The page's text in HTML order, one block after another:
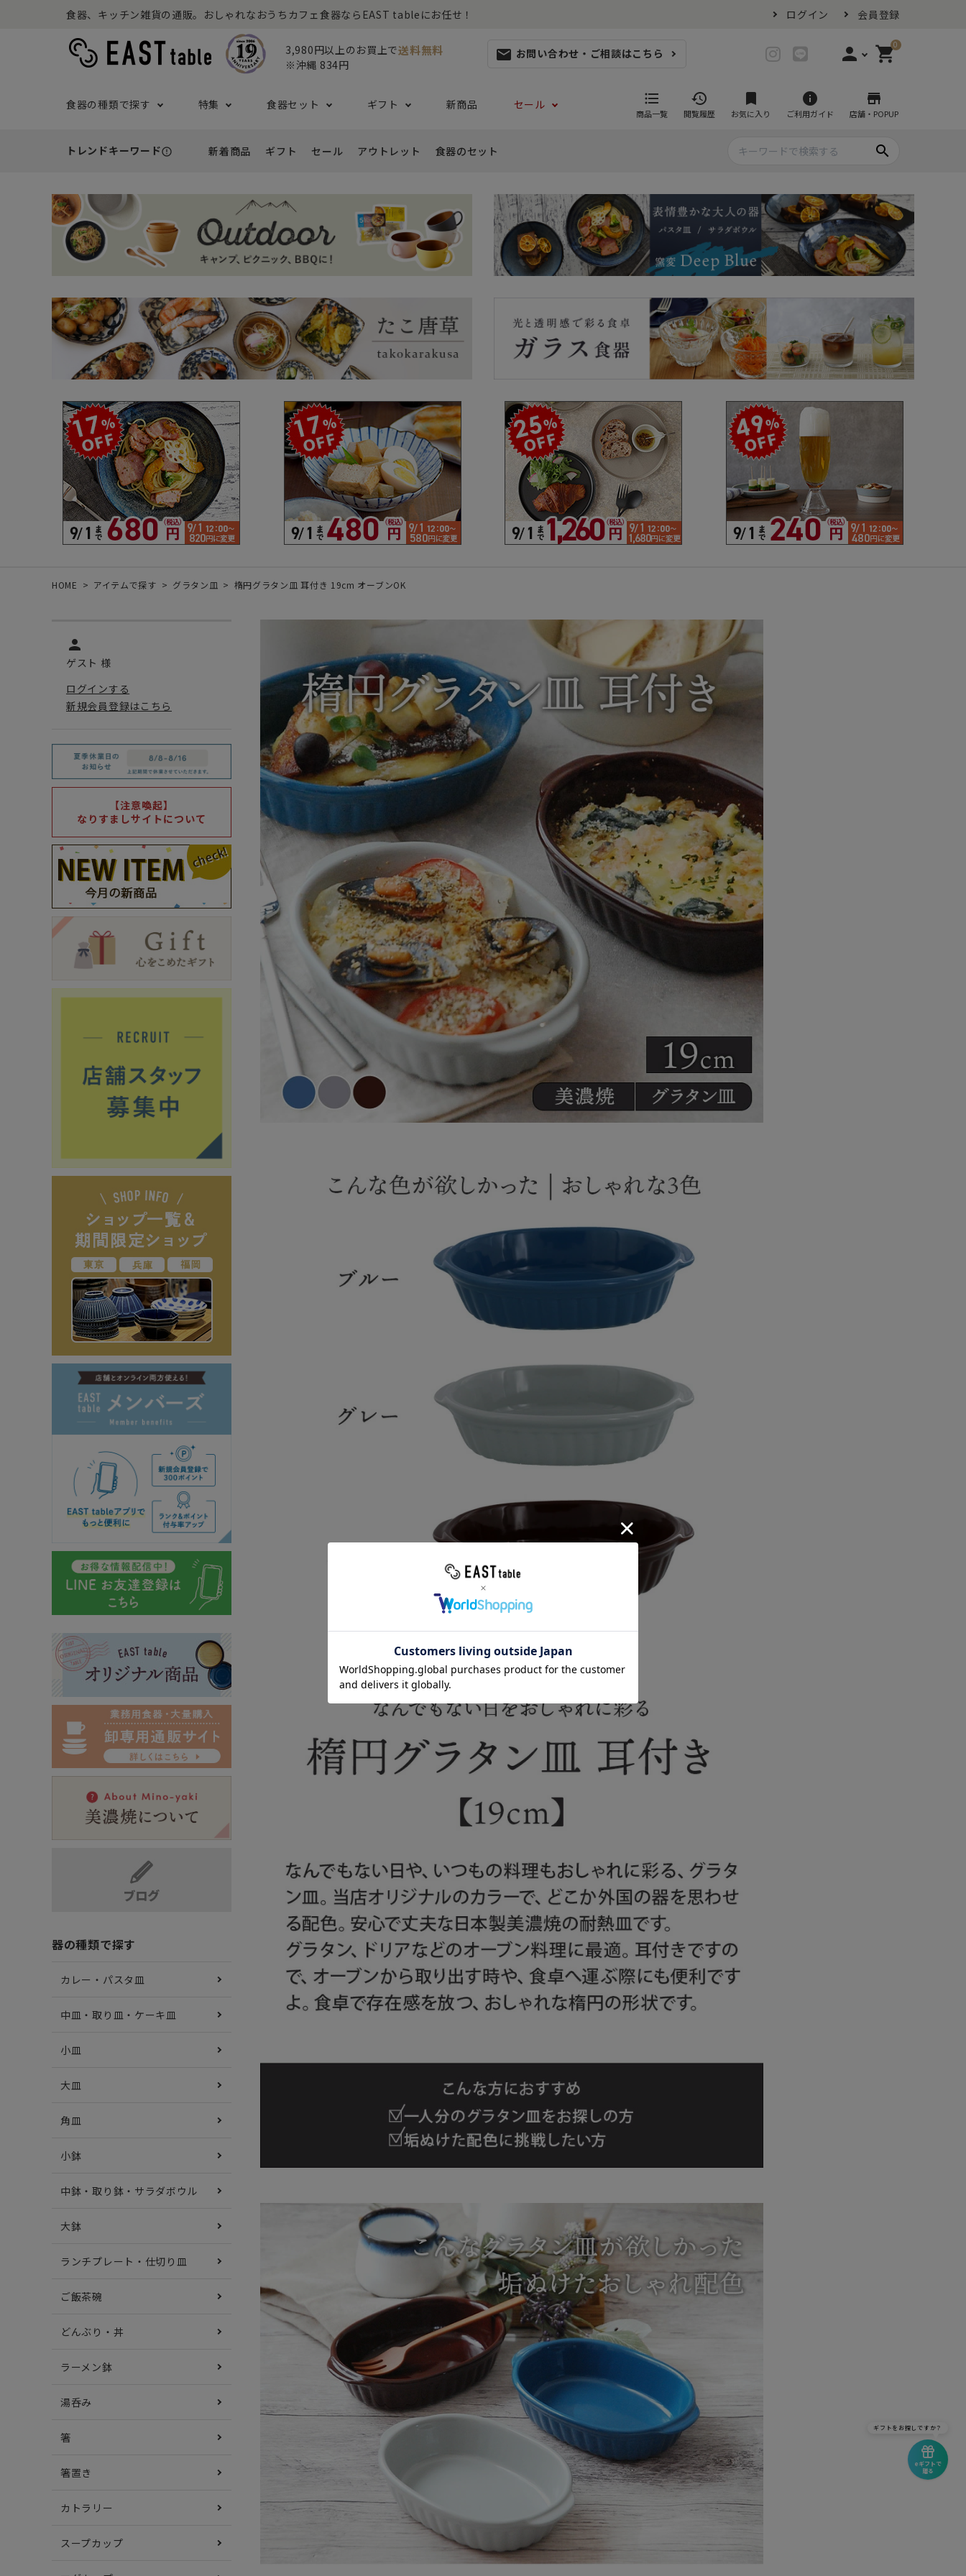
食器、キッチン雑貨の通販。おしゃれなおうちカフェ食器ならEAST tableにお任せ！ ログイン 会員登録
3,980円以上のお買上で送料無料
※沖縄 834円
mail お問い合わせ・ご相談はこちら person
ログイン
0
shopping_cart
食器の種類で探す
- 小皿
- 中皿・取り皿・ケーキ皿
- 大皿
- カレー・パスタ皿
- 中鉢・取り鉢・サラダボウル
- 大鉢
- とんすい
- 汁椀
- どんぶり・丼
- ラーメン鉢
- マグカップ
- カップ・タンブラー
- スープカップ
- 湯呑み
- 急須・ポット
耐熱皿・その他食器
- グラタン皿
- 耐熱皿
- スフレ・ココット
- 茶碗蒸し
箸・カトラリー・雑貨など
- 箸
- 箸置き
- カトラリー
- れんげ
- すり鉢
- 土鍋
- 雑貨
- トレー
デザイン・カラーで探す
- 和食器
- 白い食器
- 黒い食器
- カラフルな食器
素材で探す
- 磁器製
- 木製
- ガラス製
- 樹脂製
形状で探す
- 角
- 仕切り
- 楕円
- 変形
ブランドで探す
- 人気シリーズ
- オリジナル食器
特集
基本の食器特集 推し活特集 食品 ~からだ想いの食卓~
食器セット
和食器セット 洋食器セット 白い食器セット 黒い食器セット
こども食器セット まとめ買いでお得なセット
ギフト
- ～2,999円
- 3,000円～4,999円
- 5,000円～9,999円
- 誕生日
- 内祝い
- 有料ラッピング
- Eギフト
新商品 セール format_list_bulleted
商品一覧
history
閲覧履歴
bookmark
お気に入り
info
ご利用ガイド
store
店舗・POPUP
トレンドキーワードerror_outline 新着商品 ギフト セール アウトレット 食器のセット search
HOME アイテムで探す グラタン皿 楕円グラタン皿 耳付き 19cm オーブンOK
person
ゲスト 様
ログインする
新規会員登録はこちら
【注意喚起】
なりすましサイトについて
器の種類で探す
カレー・パスタ皿
中皿・取り皿・ケーキ皿
小皿
大皿
角皿
小鉢
中鉢・取り鉢・サラダボウル
大鉢
ランチプレート・仕切り皿
ご飯茶碗
どんぶり・丼
ラーメン鉢
湯呑み
箸
箸置き
カトラリー
スープカップ
eギフトで
贈る
ギフトをお探しですか？